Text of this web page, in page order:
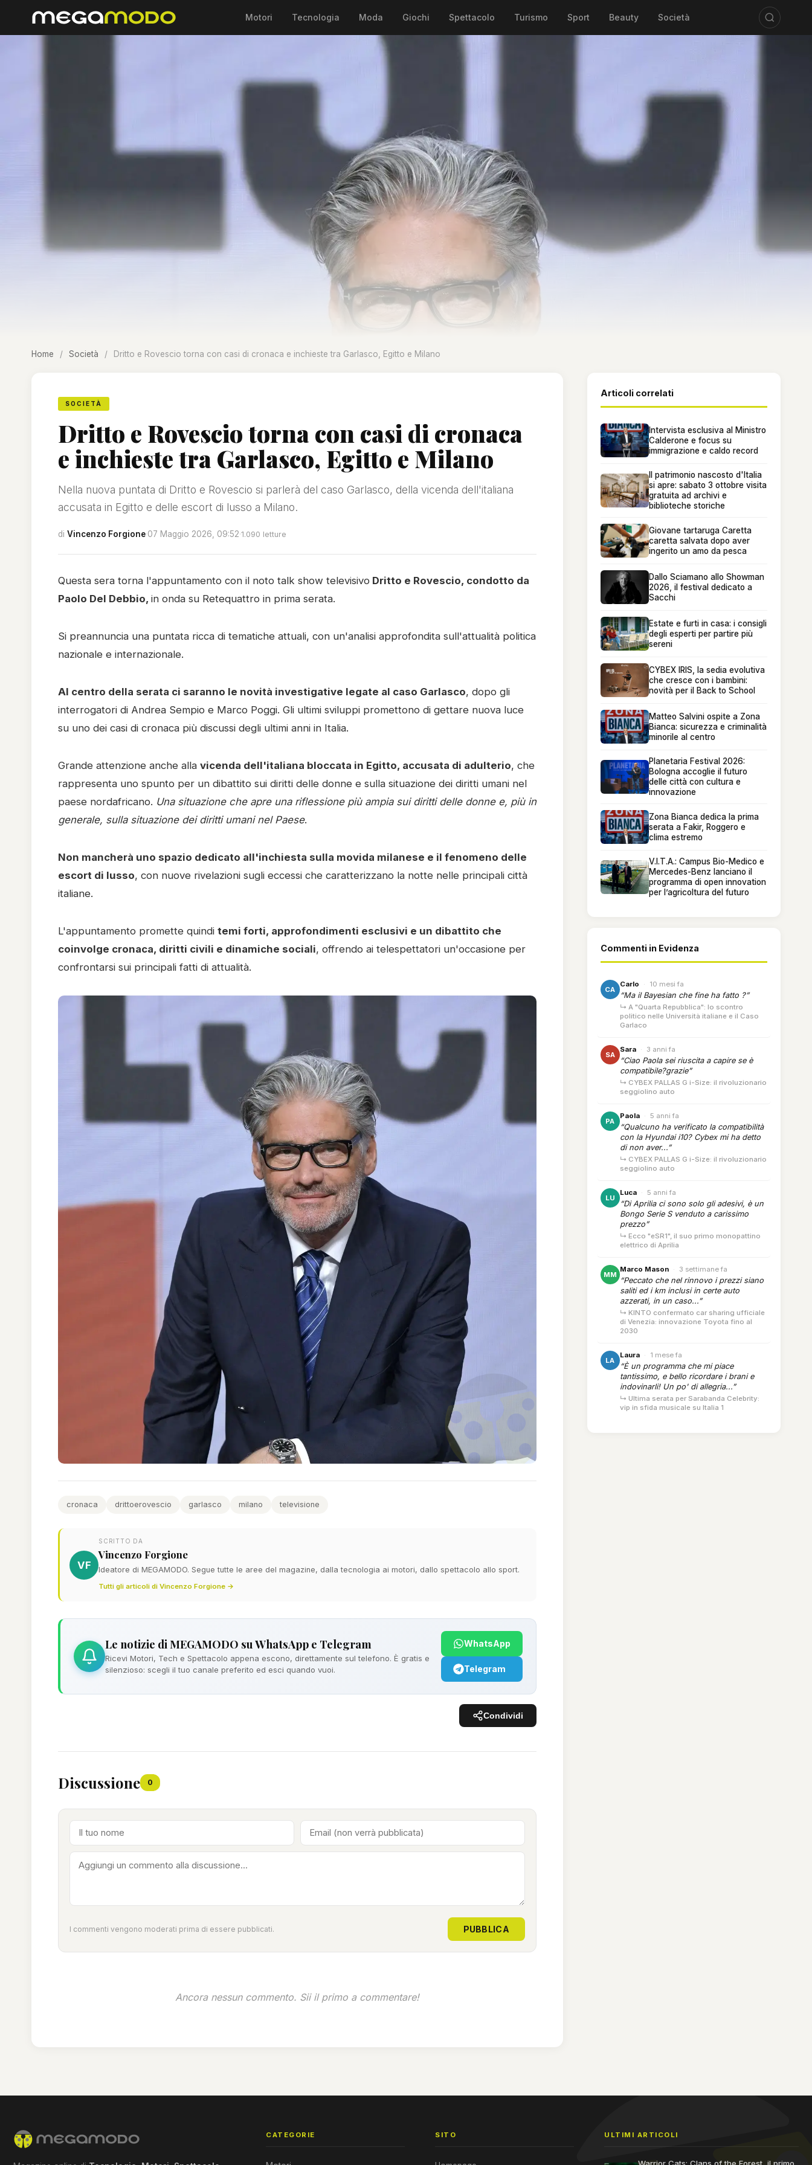
Motori Tecnologia Moda Giochi Spettacolo Turismo Sport Beauty Società
Home / Società / Dritto e Rovescio torna con casi di cronaca e inchieste tra Garlasco, Egitto e Milano
SOCIETÀ
Dritto e Rovescio torna con casi di cronaca
e inchieste tra Garlasco, Egitto e Milano
Nella nuova puntata di Dritto e Rovescio si parlerà del caso Garlasco, della vicenda dell'italiana
accusata in Egitto e delle escort di lusso a Milano.
di Vincenzo Forgione·07 Maggio 2026, 09:52·1.090 letture
Questa sera torna l'appuntamento con il noto talk show televisivo Dritto e Rovescio, condotto da
Paolo Del Debbio, in onda su Retequattro in prima serata.
Si preannuncia una puntata ricca di tematiche attuali, con un'analisi approfondita sull'attualità politica
nazionale e internazionale.
Al centro della serata ci saranno le novità investigative legate al caso Garlasco, dopo gli
interrogatori di Andrea Sempio e Marco Poggi. Gli ultimi sviluppi promettono di gettare nuova luce
su uno dei casi di cronaca più discussi degli ultimi anni in Italia.
Grande attenzione anche alla vicenda dell'italiana bloccata in Egitto, accusata di adulterio, che
rappresenta uno spunto per un dibattito sui diritti delle donne e sulla situazione dei diritti umani nel
paese nordafricano. Una situazione che apre una riflessione più ampia sui diritti delle donne e, più in
generale, sulla situazione dei diritti umani nel Paese.
Non mancherà uno spazio dedicato all'inchiesta sulla movida milanese e il fenomeno delle
escort di lusso, con nuove rivelazioni sugli eccessi che caratterizzano la notte nelle principali città
italiane.
L'appuntamento promette quindi temi forti, approfondimenti esclusivi e un dibattito che
coinvolge cronaca, diritti civili e dinamiche sociali, offrendo ai telespettatori un'occasione per
confrontarsi sui principali fatti di attualità.
cronaca drittoerovescio garlasco milano televisione
VF
SCRITTO DA
Vincenzo Forgione
Ideatore di MEGAMODO. Segue tutte le aree del magazine, dalla tecnologia ai motori, dallo spettacolo allo sport.
Tutti gli articoli di Vincenzo Forgione →
Le notizie di MEGAMODO su WhatsApp e Telegram
Ricevi Motori, Tech e Spettacolo appena escono, direttamente sul telefono. È gratis e
silenzioso: scegli il tuo canale preferito ed esci quando vuoi.
WhatsApp
Telegram
Condividi
Discussione 0
I commenti vengono moderati prima di essere pubblicati. PUBBLICA
Ancora nessun commento. Sii il primo a commentare!
Articoli correlati
Intervista esclusiva al Ministro
Calderone e focus su
immigrazione e caldo record
Il patrimonio nascosto d'Italia
si apre: sabato 3 ottobre visita
gratuita ad archivi e
biblioteche storiche
Giovane tartaruga Caretta
caretta salvata dopo aver
ingerito un amo da pesca
Dallo Sciamano allo Showman
2026, il festival dedicato a
Sacchi
Estate e furti in casa: i consigli
degli esperti per partire più
sereni
CYBEX IRIS, la sedia evolutiva
che cresce con i bambini:
novità per il Back to School
Matteo Salvini ospite a Zona
Bianca: sicurezza e criminalità
minorile al centro
Planetaria Festival 2026:
Bologna accoglie il futuro
delle città con cultura e
innovazione
Zona Bianca dedica la prima
serata a Fakir, Roggero e
clima estremo
V.I.T.A.: Campus Bio-Medico e
Mercedes-Benz lanciano il
programma di open innovation
per l’agricoltura del futuro
Commenti in Evidenza
CA
Carlo · 10 mesi fa
“Ma il Bayesian che fine ha fatto ?”
↳ A "Quarta Repubblica": lo scontro
politico nelle Università italiane e il Caso
Garlaco
SA
Sara · 3 anni fa
“Ciao Paola sei riuscita a capire se è
compatibile?grazie”
↳ CYBEX PALLAS G i-Size: il rivoluzionario
seggiolino auto
PA
Paola · 5 anni fa
“Qualcuno ha verificato la compatibilità
con la Hyundai i10? Cybex mi ha detto
di non aver...”
↳ CYBEX PALLAS G i-Size: il rivoluzionario
seggiolino auto
LU
Luca · 5 anni fa
“Di Aprilia ci sono solo gli adesivi, è un
Bongo Serie S venduto a carissimo
prezzo”
↳ Ecco "eSR1", il suo primo monopattino
elettrico di Aprilia
MM
Marco Mason · 3 settimane fa
“Peccato che nel rinnovo i prezzi siano
saliti ed i km inclusi in certe auto
azzerati, in un caso...”
↳ KINTO confermato car sharing ufficiale
di Venezia: innovazione Toyota fino al
2030
LA
Laura · 1 mese fa
“È un programma che mi piace
tantissimo, e bello ricordare i brani e
indovinarli! Un po' di allegria...”
↳ Ultima serata per Sarabanda Celebrity:
vip in sfida musicale su Italia 1
CATEGORIE SITO ULTIMI ARTICOLI